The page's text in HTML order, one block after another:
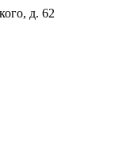
д. 62